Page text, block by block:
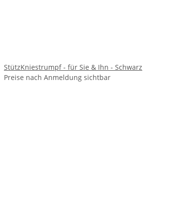
StützKniestrumpf - für Sie & Ihn - Schwarz
Preise nach Anmeldung sichtbar